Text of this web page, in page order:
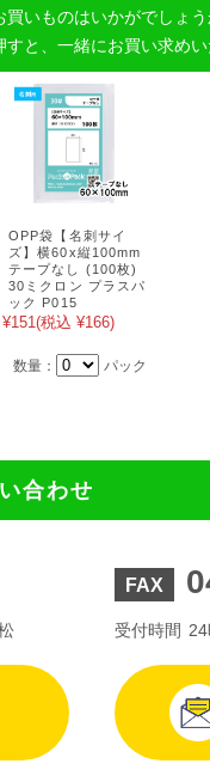
いものはいかがでしょ
と、一緒にお買い求めい
OPP袋【名刺サイ
ズ】横60x縦100mm
テープなし (100枚)
30ミクロン プラスパ
ック P015
¥151 (税込 ¥166)
数量： パック
合わせ
FAX
受付時間